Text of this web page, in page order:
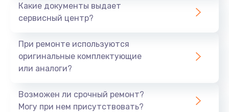
Какие документы выдает
сервисный центр?
При ремонте используются
оригинальные комплектующие
или аналоги?
Возможен ли срочный ремонт?
Могу при нем присутствовать?